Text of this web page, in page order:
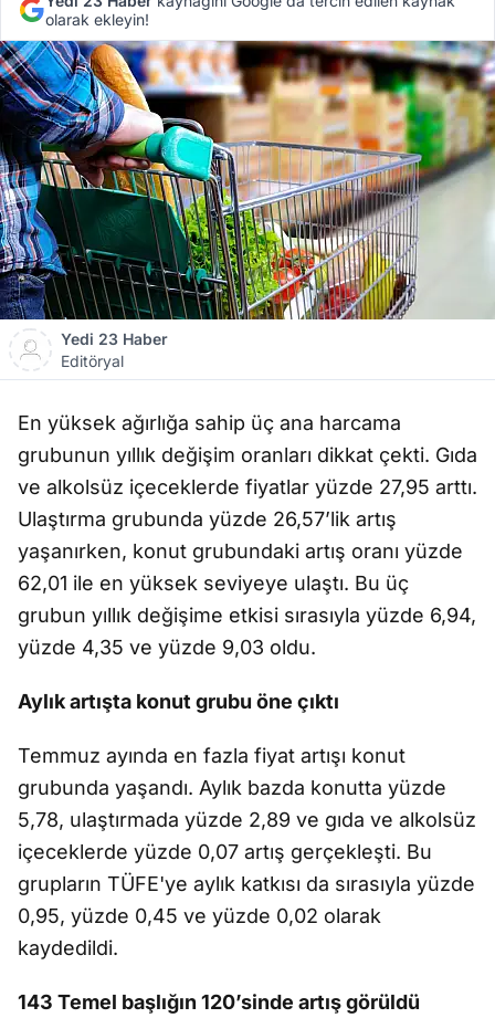
olarak ekleyin!
Yedi 23 Haber
Editöryal
En yüksek ağırlığa sahip üç ana harcama
grubunun yıllık değişim oranları dikkat çekti. Gıda
ve alkolsüz içeceklerde fiyatlar yüzde 27,95 arttı.
Ulaştırma grubunda yüzde 26,57’lik artış
yaşanırken, konut grubundaki artış oranı yüzde
62,01 ile en yüksek seviyeye ulaştı. Bu üç
grubun yıllık değişime etkisi sırasıyla yüzde 6,94,
yüzde 4,35 ve yüzde 9,03 oldu.
Aylık artışta konut grubu öne çıktı
Temmuz ayında en fazla fiyat artışı konut
grubunda yaşandı. Aylık bazda konutta yüzde
5,78, ulaştırmada yüzde 2,89 ve gıda ve alkolsüz
içeceklerde yüzde 0,07 artış gerçekleşti. Bu
grupların TÜFE'ye aylık katkısı da sırasıyla yüzde
0,95, yüzde 0,45 ve yüzde 0,02 olarak
kaydedildi.
143 Temel başlığın 120’sinde artış görüldü